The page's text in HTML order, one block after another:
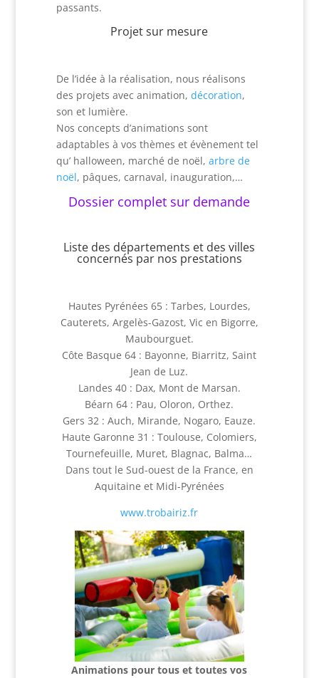
passants.
Projet sur mesure
De l’idée à la réalisation, nous réalisons
des projets avec animation, décoration,
son et lumière.
Nos concepts d’animations sont
adaptables à vos thèmes et évènement tel
qu’ halloween, marché de noël, arbre de
noël, pâques, carnaval, inauguration,…
Dossier complet sur demande
Liste des départements et des villes
concernés par nos prestations
Hautes Pyrénées 65 : Tarbes, Lourdes,
Cauterets, Argelès-Gazost, Vic en Bigorre,
Maubourguet.
Côte Basque 64 : Bayonne, Biarritz, Saint
Jean de Luz.
Landes 40 : Dax, Mont de Marsan.
Béarn 64 : Pau, Oloron, Orthez.
Gers 32 : Auch, Mirande, Nogaro, Eauze.
Haute Garonne 31 : Toulouse, Colomiers,
Tournefeuille, Muret, Blagnac, Balma…
Dans tout le Sud-ouest de la France, en
Aquitaine et Midi-Pyrénées
www.trobairiz.fr
Animations pour tous ettoutes vos